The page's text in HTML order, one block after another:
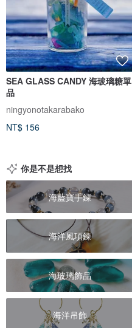
SEA GLASS CANDY 海玻璃糖單
品
ningyonotakarabako
NT$ 156
你是不是想找
海藍寶手鍊
海洋風項鍊
海玻璃飾品
海洋吊飾